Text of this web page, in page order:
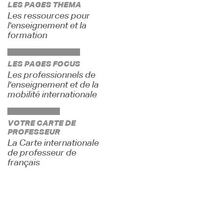
LES PAGES THEMA
Les ressources pour
l'enseignement et la
formation
LES PAGES FOCUS
Les professionnels de
l'enseignement et de la
mobilité internationale
VOTRE CARTE DE
PROFESSEUR
La Carte internationale
de professeur de
français